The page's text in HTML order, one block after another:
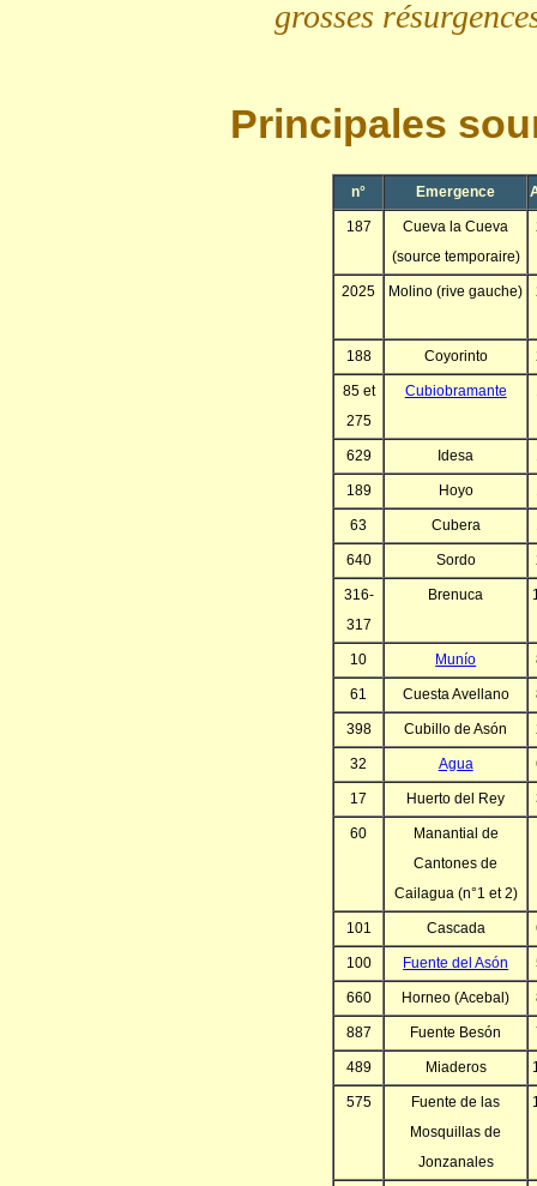
grosses
Principales
n° Emergence
187
Cueva la Cueva
(source temporaire)
2025 Molino (rive gauche)
188 Coyorinto
85 et
275
Cubiobramante
629 Idesa
189 Hoyo
63 Cubera
640 Sordo
316-
317
Brenuca
10 Munío
61 Cuesta Avellano
398 Cubillo de Asón
32 Agua
17 Huerto del Rey
60
Manantial de
Cantones de
Cailagua (n°1 et 2)
101 Cascada
100 Fuente del Asón
660 Horneo (Acebal)
887 Fuente Besón
489 Miaderos
575
Fuente de las
Mosquillas de
Jonzanales